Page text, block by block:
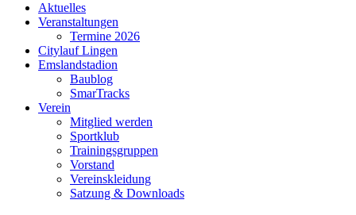
Aktuelles
Veranstaltungen
Termine 2026
Citylauf Lingen
Emslandstadion
Baublog
SmarTracks
Verein
Mitglied werden
Sportklub
Trainingsgruppen
Vorstand
Vereinskleidung
Satzung & Downloads